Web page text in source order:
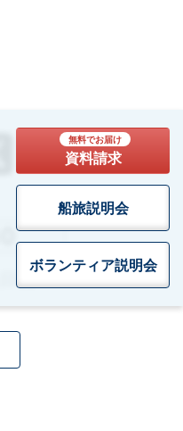
無料でお届け
資料請求
船旅説明会
ボランティア説明会
祝